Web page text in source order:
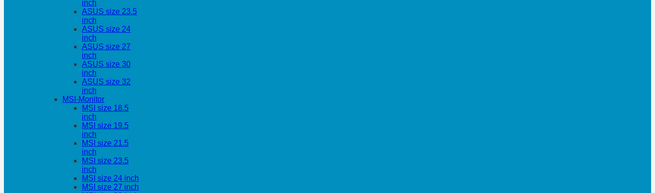
inch
ASUS size 23.5
inch
ASUS size 24
inch
ASUS size 27
inch
ASUS size 30
inch
ASUS size 32
inch
MSI-Monitor
MSI size 18.5
inch
MSI size 19.5
inch
MSI size 21.5
inch
MSI size 23.5
inch
MSI size 24 inch
MSI size 27 inch